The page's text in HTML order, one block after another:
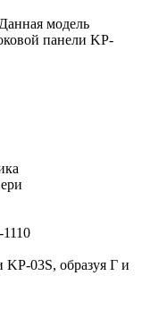
модель
панели KP-
03S, образуя Г и